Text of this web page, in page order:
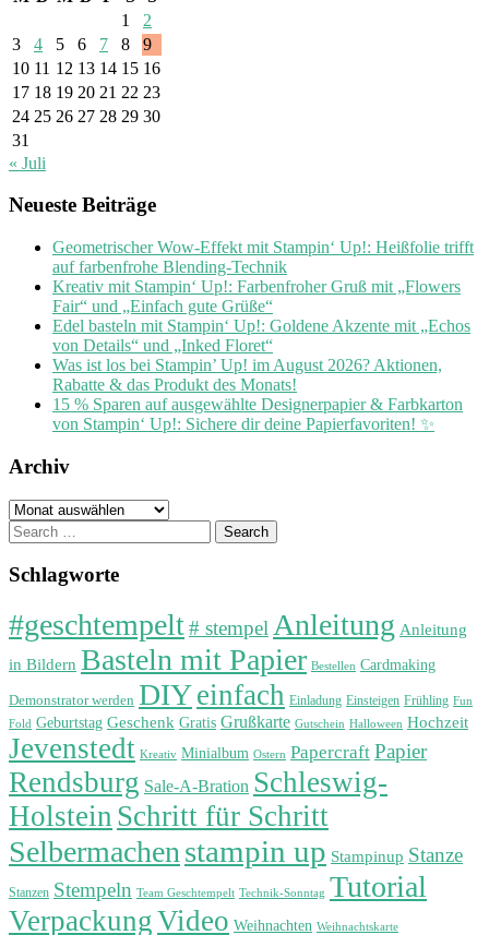
1
2
3
4 5 6 7 8
9
10 11 12 13 14 15 16
17 18 19 20 21 22 23
24 25 26 27 28 29 30
31
« Juli
Neueste Beiträge
Geometrischer Wow-Effekt mit Stampin‘ Up!: Heißfolie trifft
auf farbenfrohe Blending-Technik
Kreativ mit Stampin‘ Up!: Farbenfroher Gruß mit „Flowers
Fair“ und „Einfach gute Grüße“
Edel basteln mit Stampin‘ Up!: Goldene Akzente mit „Echos
von Details“ und „Inked Floret“
Was ist los bei Stampin’ Up! im August 2026? Aktionen,
Rabatte & das Produkt des Monats!
15 % Sparen auf ausgewählte Designerpapier & Farbkarton
von Stampin‘ Up!: Sichere dir deine Papierfavoriten! ✨
Archiv
Archiv
Search
for:
Schlagworte
#geschtempelt# stempel Anleitung Anleitung
in Bildern Basteln mit Papier Bestellen Cardmaking
Demonstrator werden DIYeinfach Einladung Einsteigen Frühling Fun
Fold Geburtstag Geschenk Gratis Grußkarte Gutschein Halloween Hochzeit
Jevenstedt Kreativ Minialbum Ostern Papercraft Papier
Rendsburg Sale-A-Bration Schleswig-
Holstein Schritt für Schritt
Selbermachen stampin up Stampinup Stanze
Stanzen Stempeln Team Geschtempelt Technik-Sonntag Tutorial
VerpackungVideo Weihnachten Weihnachtskarte